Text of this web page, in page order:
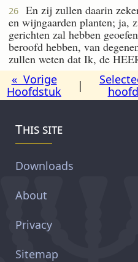
26
En zij zullen daarin
en wijngaarden planten; ja,
gerichten zal hebben
beroofd hebben, van
zullen weten dat Ik, de
« Vorige
Hoofdstuk
|
This site
Downloads
About
Privacy
Sitemap